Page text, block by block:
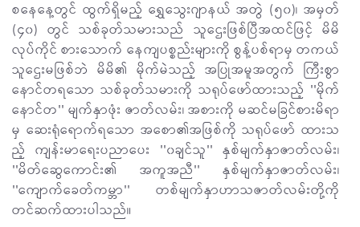
စနေနေ့တွင် ထွက်ရှိမည့် ရွှေသွေးဂျာနယ် အတွဲ (၅၀)၊ အမှတ်
(၄၀) တွင် သစ်ခုတ်သမားသည် သူဌေးဖြစ်ပြီအထင်ဖြင့် မိမိ
လုပ်ကိုင် စားသောက် နေကျပစ္စည်းများကို စွန့်ပစ်ရာမှ တကယ်
သူဌေးမဖြစ်ဘဲ မိမိ၏ မိုက်မဲသည့် အပြုအမူအတွက် ကြီးစွာ
နောင်တရသော သစ်ခုတ်သမားကို သရုပ်ဖော်ထားသည့် ''မိုက်
နောင်တ'' မျက်နှာဖုံး ဇာတ်လမ်း၊ အစားကို မဆင်မခြင်စားမိရာ
မှ ဆေးရုံရောက်ရသော အစော၏အဖြစ်ကို သရုပ်ဖော် ထားသ
ည့် ကျန်းမာရေးပညာပေး ''၀ချင်သူ'' နှစ်မျက်နှာဇာတ်လမ်း၊
''မိတ်ဆွေကောင်း၏ အကူအညီ'' နှစ်မျက်နှာဇာတ်လမ်း၊
''ကျောက်ခေတ်ကမ္ဘာ'' တစ်မျက်နှာဟာသဇာတ်လမ်းတို့ကို
တင်ဆက်ထားပါသည်။